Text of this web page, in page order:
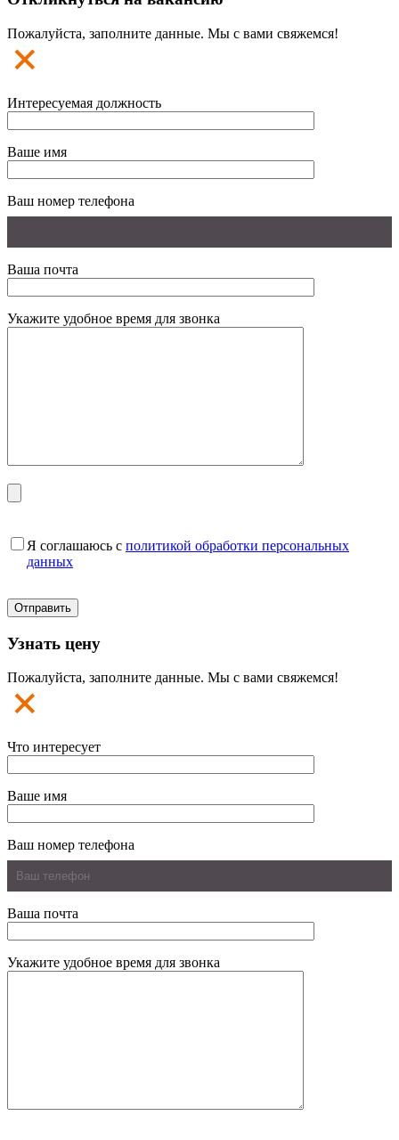
Пожалуйста, заполните данные. Мы с вами свяжемся!
Интересуемая должность
Ваше имя
Ваш номер телефона
Ваша почта
Укажите удобное время для звонка
Я соглашаюсь с политикой обработки персональных
данных
Узнать цену
Пожалуйста, заполните данные. Мы с вами свяжемся!
Что интересует
Ваше имя
Ваш номер телефона
Ваша почта
Укажите удобное время для звонка